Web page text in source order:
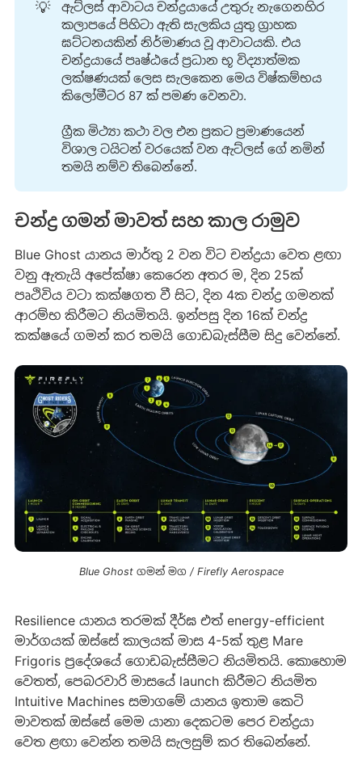
💡
ඇට්ලස් ආවාටය චන්ද්‍රයායේ උතුරු නැගෙනහිර
කලාපයේ පිහිටා ඇති සැලකිය යුතු ග්‍රාහක
ඝට්ටනයකින් නිර්මාණය වූ ආවාටයකි. එය
චන්ද්‍රයායේ පෘෂ්ඨයේ ප්‍රධාන භූ විද්‍යාත්මක
ලක්ෂණයක් ලෙස සැලකෙන මෙය විෂ්කම්භය
කිලෝමීටර 87 ක් පමණ වෙනවා.
ග්‍රීක මිථ්‍යා කථා වල එන ප්‍රකට ප්‍රමාණයෙන්
විශාල ටයිටන් වරයෙක් වන ඇට්ලස් ගේ නමින්
තමයි නම්ව තිබෙන්නේ.
චන්ද්‍ර ගමන් මාවත් සහ කාල රාමුව
Blue Ghost යානය මාර්තු 2 වන විට චන්ද්‍රයා වෙත ළඟා
වනු ඇතැයි අපේක්ෂා කෙරෙන අතර ම, දින 25ක්
පෘථිවිය වටා කක්ෂගත වී සිට, දින 4ක චන්ද්‍ර ගමනක්
ආරම්භ කිරීමට නියමිතයි. ඉන්පසු දින 16ක් චන්ද්‍ර
කක්ෂයේ ගමන් කර තමයි ගොඩබැස්සීම සිදු වෙන්නේ.
Blue Ghost ගමන් මග / Firefly Aerospace
Resilience යානය තරමක් දීර්ඝ එත් energy-efficient
මාර්ගයක් ඔස්සේ කාලයක් මාස 4-5ක් තුළ Mare
Frigoris ප්‍රදේශයේ ගොඩබැස්සීමට නියමිතයි. කොහොම
වෙතත්, පෙබරවාරි මාසයේ launch කිරීමට නියමිත
Intuitive Machines සමාගමේ යානය ඉතාම කෙටි
මාවතක් ඔස්සේ මෙම යානා දෙකටම පෙර චන්ද්‍රයා
වෙත ළඟා වෙන්න තමයි සැලසුම් කර තිබෙන්නේ.